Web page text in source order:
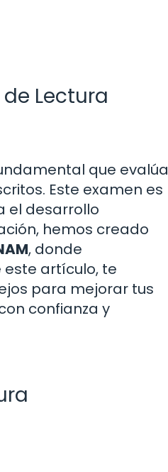
Lectura
que evalúa
Este examen es
el desarrollo
hemos creado
, donde
este artículo, te
para mejorar tus
confianza y